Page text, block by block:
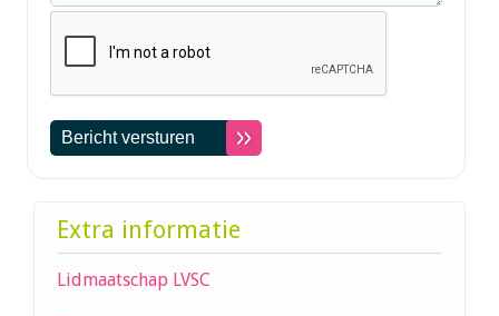
Extra informatie
Lidmaatschap LVSC